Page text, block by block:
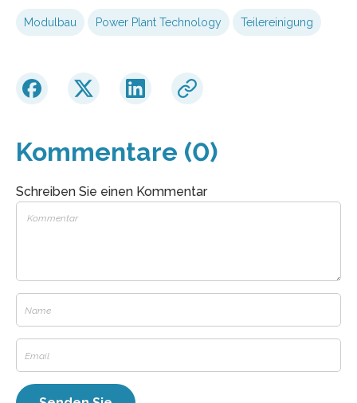
Modulbau Power Plant Technology Teilereinigung
Kommentare (0)
Schreiben Sie einen Kommentar